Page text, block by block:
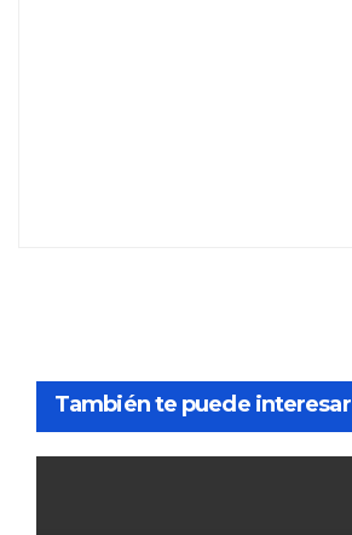
También te puede interesar